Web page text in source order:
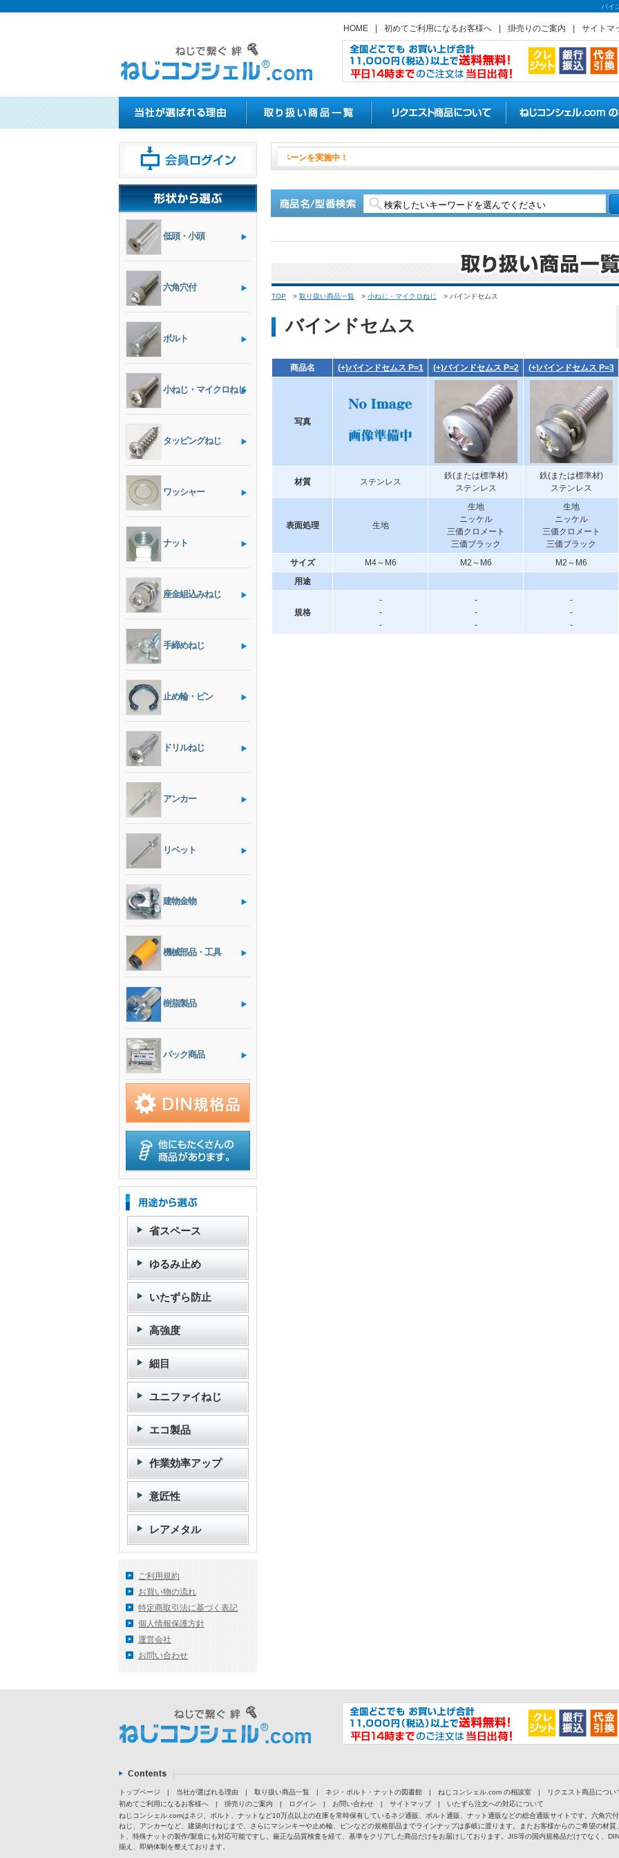
バイ
HOME 初めてご利用になるお客様へ 掛売りのご案内 サイトマ
低頭・小頭
六角穴付
ボルト
小ねじ・マイクロねじ
タッピングねじ
ワッシャー
ナット
座金組込みねじ
手締めねじ
止め輪・ピン
ドリルねじ
アンカー
リベット
建物金物
機械部品・工具
樹脂製品
パック商品
省スペース
ゆるみ止め
いたずら防止
高強度
細目
ユニファイねじ
エコ製品
作業効率アップ
意匠性
レアメタル
ご利用規約
お買い物の流れ
特定商取引法に基づく表記
個人情報保護方針
運営会社
お問い合わせ
８月１日よりやきつかナットの割引キャンペーンを
TOP > 取り扱い商品一覧 > 小ねじ・マイクロねじ > バインドセムス
バインドセムス
商品名 (+)バインドセムス P=1 (+)バインドセムス P=2 (+)バインドセムス P=3
写真
材質 ステンレス
鉄(または標準材)
ステンレス
鉄(または標準材)
ステンレス
表面処理 生地
生地
ニッケル
三価クロメート
三価ブラック
生地
ニッケル
三価クロメート
三価ブラック
サイズ M4～M6 M2～M6 M2～M6
用途
規格
-
-
-
-
-
-
-
-
-
トップページ | 当社が選ばれる理由 | 取り扱い商品一覧 | ネジ・ボルト・ナットの図書館 | ねじコンシェル.com の相談室 | リクエスト商品につい
初めてご利用になるお客様へ
| 掛売りのご案内 | ログイン | お問い合わせ | サイトマップ |
いたずら注文への対応について
ねじコンシェル.comはネジ、ボルト、ナットなど10万点以上の在庫を常時保有しているネジ通販、ボルト通販、ナット通販などの総合通販サイトです。六角穴
ねじ、アンカーなど、建築向けねじまで、さらにマシンキーや止め輪、ピンなどの規格部品までラインナップは多岐に渡ります。またお客様からのご希望の材
ト、特殊ナットの製作/製造にも対応可能ですし、厳正な品質検査を経て、基準をクリアした商品だけをお届けしております。JIS等の国内規格品だけでなく、
揃え、即納体制を整えております。